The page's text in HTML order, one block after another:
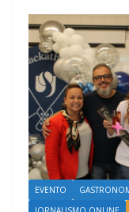
EVENTO